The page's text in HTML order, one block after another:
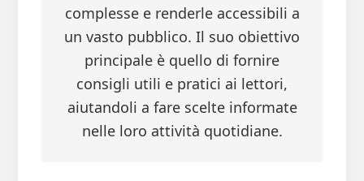
complesse e renderle accessibili a
un vasto pubblico. Il suo obiettivo
principale è quello di fornire
consigli utili e pratici ai lettori,
aiutandoli a fare scelte informate
nelle loro attività quotidiane.